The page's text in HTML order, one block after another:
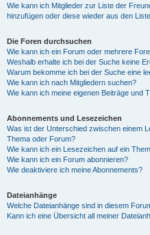
Wie kann ich Mitglieder zur Liste der
hinzufügen oder diese wieder aus den
Die Foren durchsuchen
Wie kann ich ein Forum oder mehrere
Weshalb erhalte ich bei der Suche keine
Warum bekomme ich bei der Suche eine
Wie kann ich nach Mitgliedern suchen?
Wie kann ich meine eigenen Beiträge und
Abonnements und Lesezeichen
Was ist der Unterschied zwischen einem
Thema oder Forum?
Wie kann ich ein Lesezeichen auf ein
Wie kann ich ein Forum abonnieren?
Wie deaktiviere ich meine Abonnements?
Dateianhänge
Welche Dateianhänge sind in diesem
Kann ich eine Übersicht all meiner